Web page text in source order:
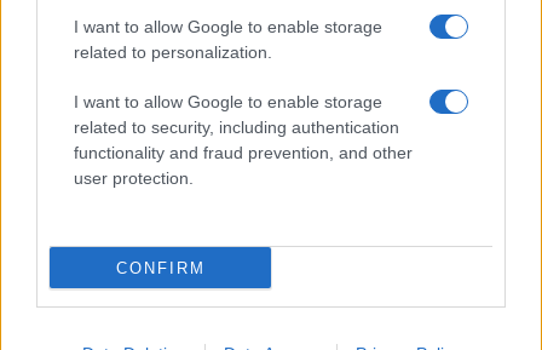
I want to allow Google to enable storage
related to personalization.
I want to allow Google to enable storage
related to security, including authentication
functionality and fraud prevention, and other
user protection.
CONFIRM
MAPPA DEL SITO